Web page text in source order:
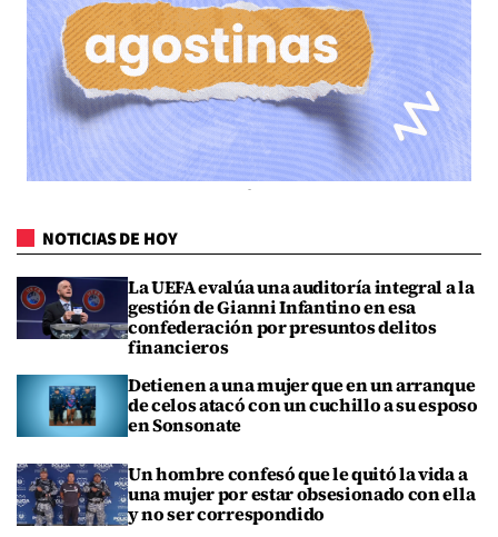
NOTICIAS DE HOY
La UEFA evalúa una auditoría integral a la
gestión de Gianni Infantino en esa
confederación por presuntos delitos
financieros
Detienen a una mujer que en un arranque
de celos atacó con un cuchillo a su esposo
en Sonsonate
Un hombre confesó que le quitó la vida a
una mujer por estar obsesionado con ella
y no ser correspondido